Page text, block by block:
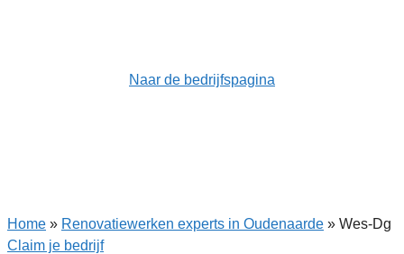
Naar de bedrijfspagina
Home » Renovatiewerken experts in Oudenaarde » Wes-Dg
Claim je bedrijf